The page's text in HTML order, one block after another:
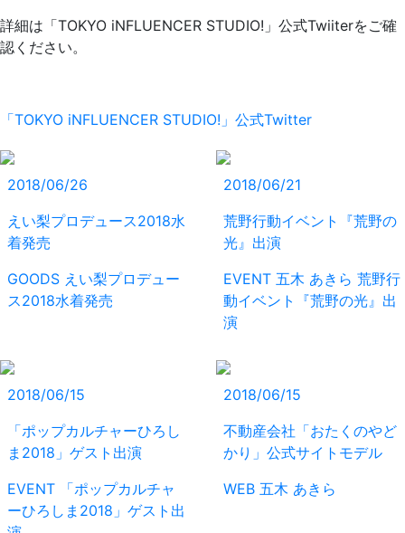
詳細は「TOKYO iNFLUENCER STUDIO!」公式Twiiterをご確
認ください。
「TOKYO iNFLUENCER STUDIO!」公式Twitter
2018/06/26
えい梨プロデュース2018水
着発売
GOODS えい梨プロデュー
ス2018水着発売
2018/06/21
荒野行動イベント『荒野の
光』出演
EVENT 五木 あきら 荒野行
動イベント『荒野の光』出
演
2018/06/15
「ポップカルチャーひろし
ま2018」ゲスト出演
EVENT
「ポップカルチャ
ーひろしま2018」ゲスト出
2018/06/15
不動産会社「おたくのやど
かり」公式サイトモデル
WEB 五木 あきら